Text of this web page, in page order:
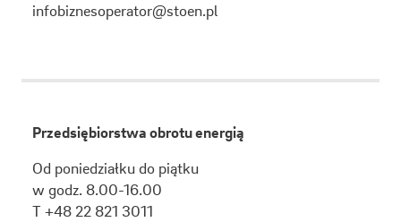
infobiznesoperator@stoen.pl
Przedsiębiorstwa obrotu energią
Od poniedziałku do piątku
w godz. 8.00-16.00
T +48 22 821 3011